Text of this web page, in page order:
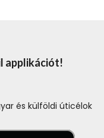
applikációt!
és külföldi úticélok